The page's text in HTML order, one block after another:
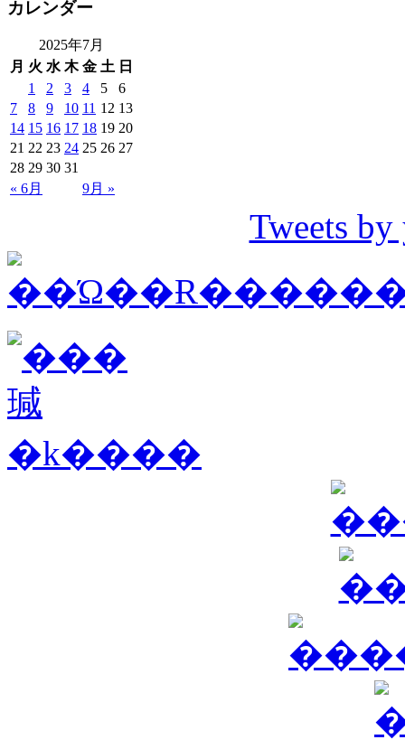
カレンダー
2025年7月
月 火 水 木 金 土 日
« 6月 9月 »
1 2 3 4 5
6
7
8 9 10 11 12 13
14 15 16 17 18 19 20
21 22 23 24 25 26 27
28 29 30 31
Tweets